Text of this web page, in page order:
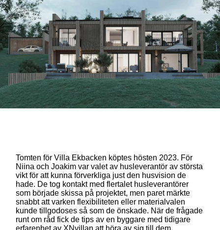
Tomten för Villa Ekbacken köptes hösten 2023. För
Niina och Joakim var valet av husleverantör av största
vikt för att kunna förverkliga just den husvision de
hade. De tog kontakt med flertalet husleverantörer
som började skissa på projektet, men paret märkte
snabbt att varken flexibiliteten eller materialvalen
kunde tillgodoses så som de önskade. När de frågade
runt om råd fick de tips av en byggare med tidigare